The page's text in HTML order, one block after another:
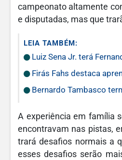
campeonato altamente
e disputadas, mas que
LEIA TAMBÉM:
Luiz Sena Jr. terá
Firás Fahs destaca
Bernardo Tambasco
A experiência em família
encontravam nas pistas,
trará desafios normais a
esses desafios serão